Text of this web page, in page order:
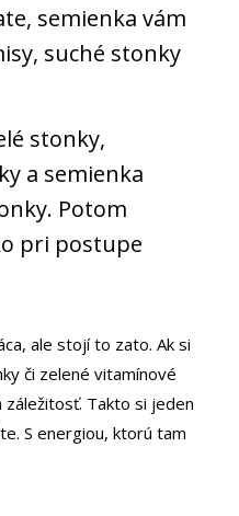
semienka vám
suché stonky
stonky,
a semienka
Potom
pri postupe
ale stojí to zato. Ak si
či zelené vitamínové
záležitosť. Takto si jeden
S energiou, ktorú tam